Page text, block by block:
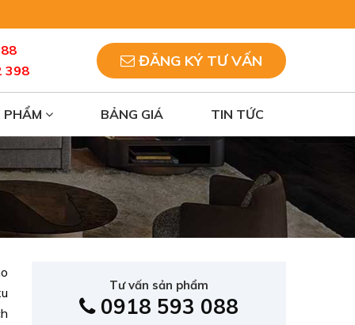
398
ĐĂNG KÝ TƯ VẤN
PHẨM BẢNG GIÁ TIN TỨC
Tư vấn sản phẩm
0918 593 088